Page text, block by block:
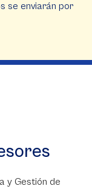
se enviarán por
y Gestión de